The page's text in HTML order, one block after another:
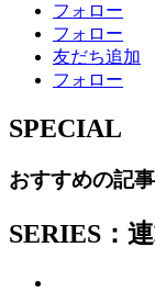
フォロー
フォロー
友だち追加
フォロー
SPECIAL
おすすめの記事
SERIES：